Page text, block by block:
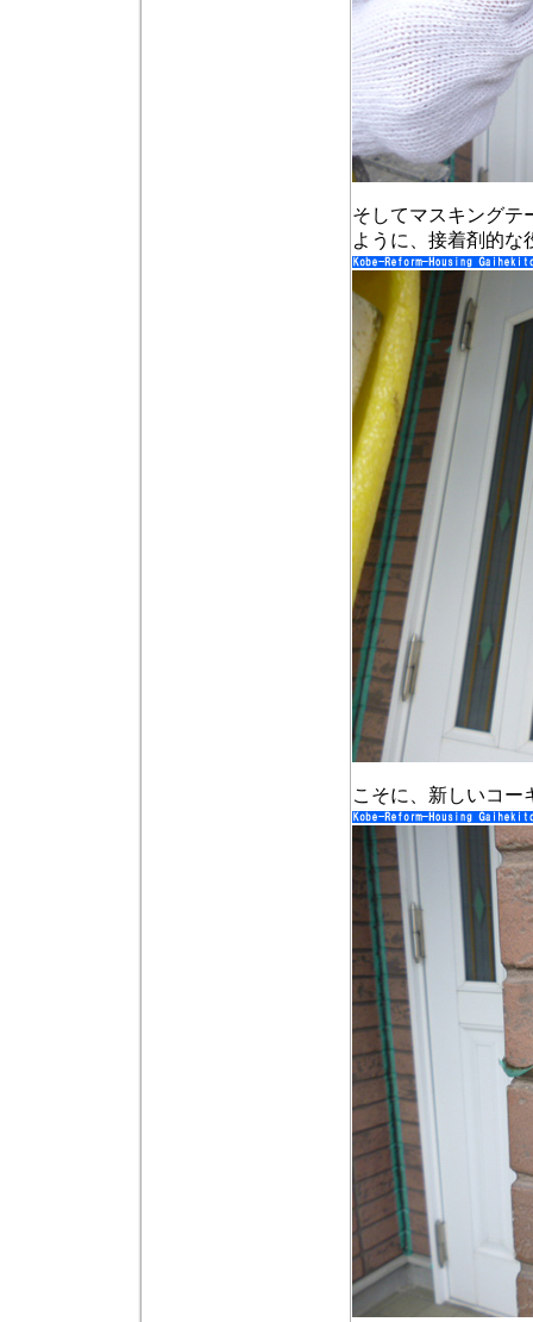
そしてマスキングテ
ように、接着剤的な
こそに、新しいコー